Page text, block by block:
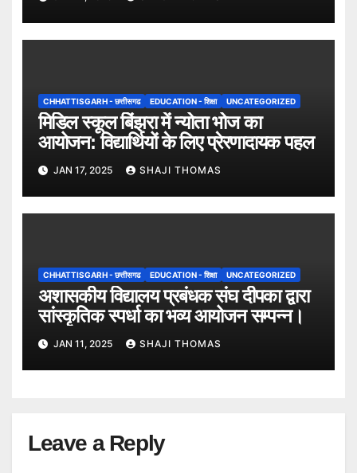
CHHATTISGARH - छत्तीसगढ EDUCATION - शिक्षा UNCATEGORIZED
मिडिल स्कूल बिंझरा में न्योता भोज का
आयोजन: विद्यार्थियों के लिए प्रेरणादायक पहल
JAN 17, 2025 SHAJI THOMAS
CHHATTISGARH - छत्तीसगढ EDUCATION - शिक्षा UNCATEGORIZED
अशासकीय विद्यालय प्रबंधक संघ दीपका द्वारा
सांस्कृतिक स्पर्धा का भव्य आयोजन सम्पन्न।
JAN 11, 2025 SHAJI THOMAS
Leave a Reply